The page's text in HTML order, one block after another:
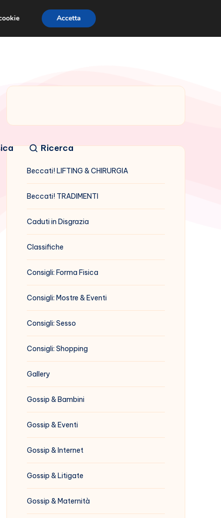
Ricerca
Beccati! LIFTING & CHIRURGIA
Beccati! TRADIMENTI
Caduti in Disgrazia
Classifiche
Consigli: Forma Fisica
Consigli: Mostre & Eventi
Consigli: Sesso
Consigli: Shopping
Gallery
Gossip & Bambini
Gossip & Eventi
Gossip & Internet
Gossip & Litigate
Gossip & Maternità
Accetta